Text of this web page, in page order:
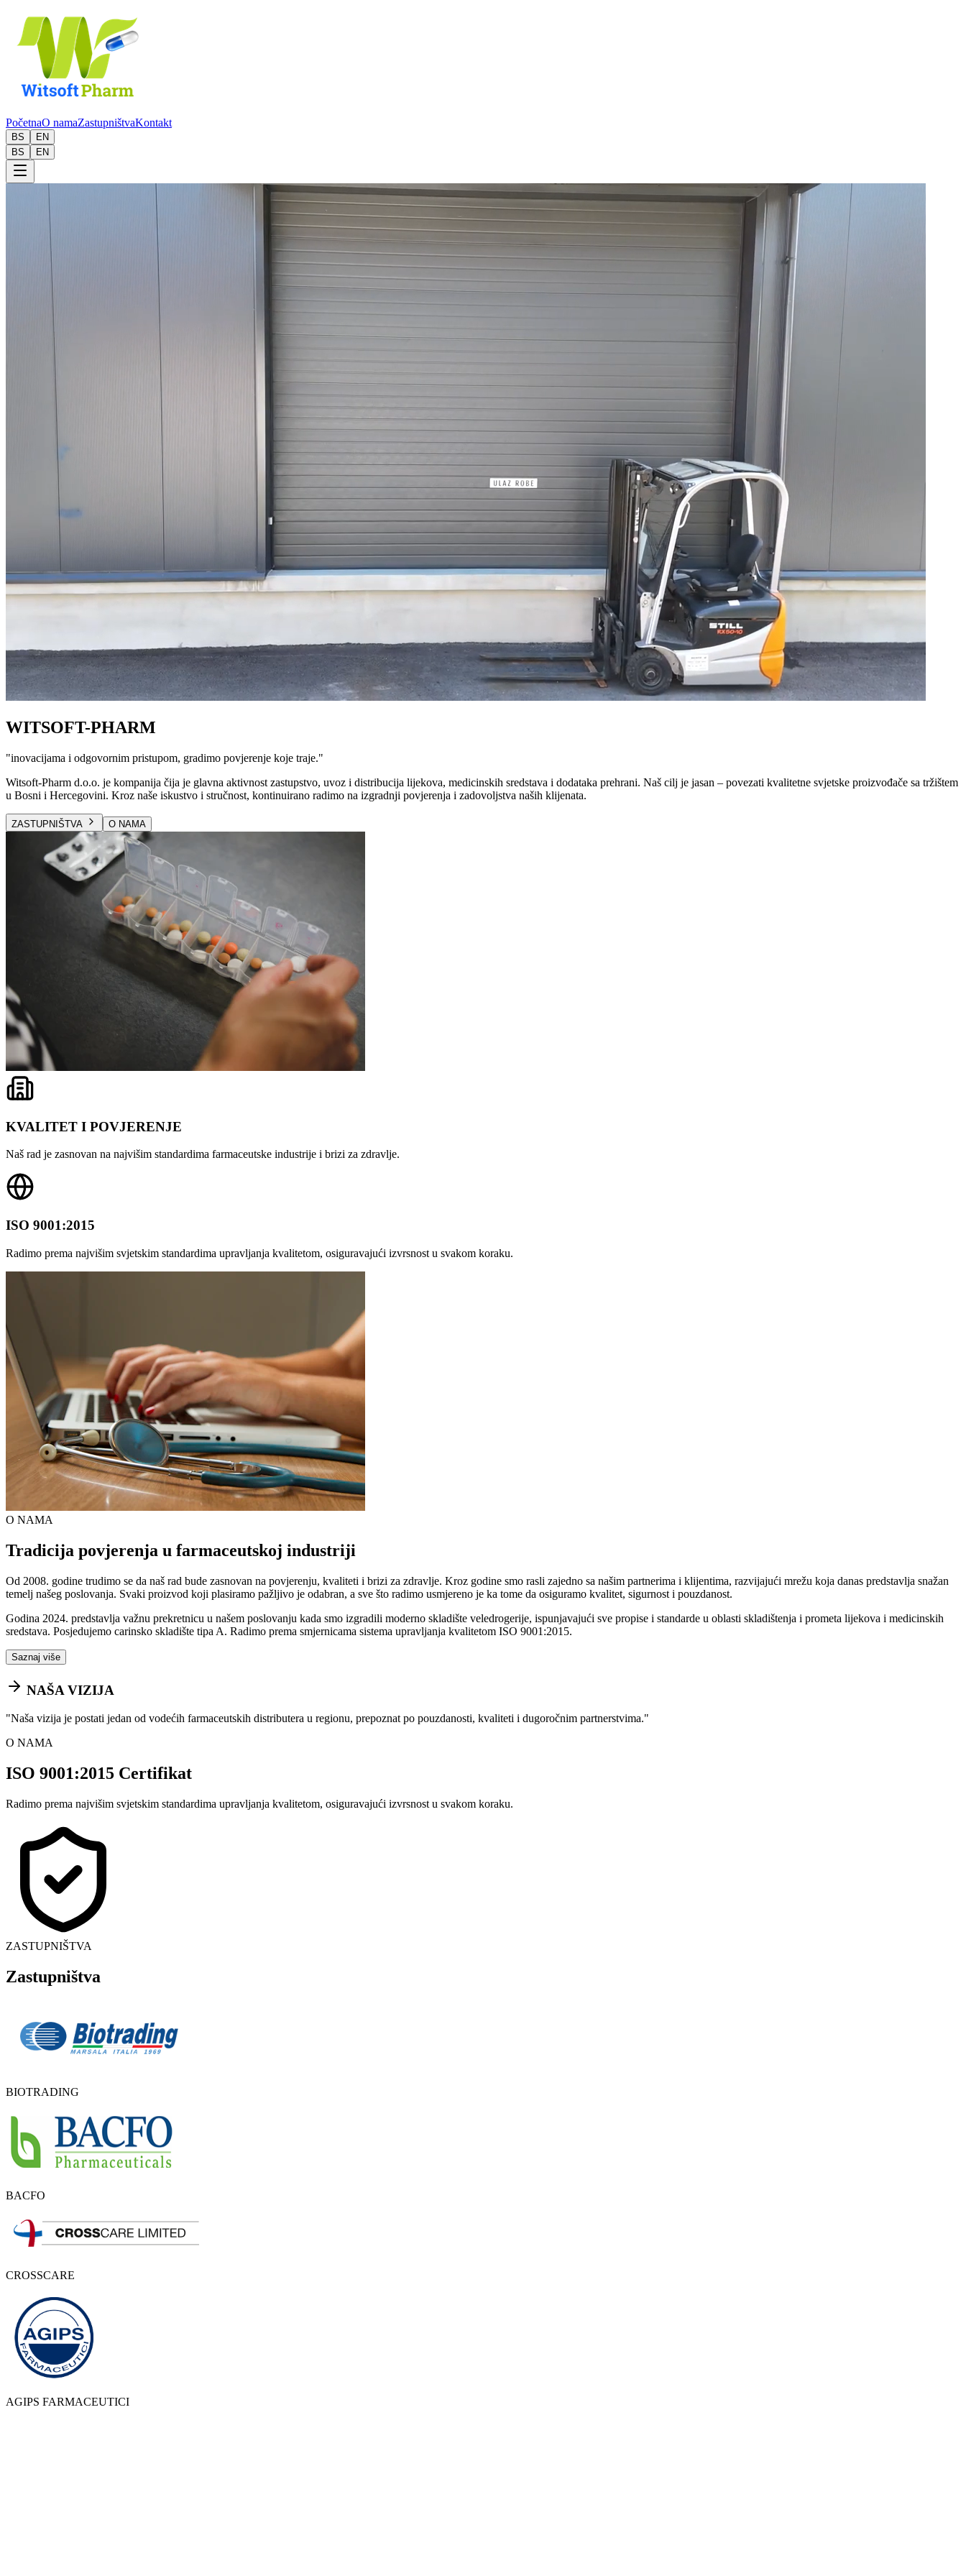
PočetnaO namaZastupništvaKontakt
BS
EN
BS
EN
WITSOFT-PHARM
"inovacijama i odgovornim pristupom, gradimo povjerenje koje traje."
Witsoft-Pharm d.o.o. je kompanija čija je glavna aktivnost zastupstvo, uvoz i distribucija lijekova, medicinskih sredstava i dodataka prehrani. Naš cilj je jasan – povezati kvalitetne svjetske proizvođače sa tržištem
u Bosni i Hercegovini. Kroz naše iskustvo i stručnost, kontinuirano radimo na izgradnji povjerenja i zadovoljstva naših klijenata.
ZASTUPNIŠTVA O NAMA
KVALITET I POVJERENJE
Naš rad je zasnovan na najvišim standardima farmaceutske industrije i brizi za zdravlje.
ISO 9001:2015
Radimo prema najvišim svjetskim standardima upravljanja kvalitetom, osiguravajući izvrsnost u svakom koraku.
O NAMA
Tradicija povjerenja u farmaceutskoj industriji
Od 2008. godine trudimo se da naš rad bude zasnovan na povjerenju, kvaliteti i brizi za zdravlje. Kroz godine smo rasli zajedno sa našim partnerima i klijentima, razvijajući mrežu koja danas predstavlja snažan
temelj našeg poslovanja. Svaki proizvod koji plasiramo pažljivo je odabran, a sve što radimo usmjereno je ka tome da osiguramo kvalitet, sigurnost i pouzdanost.
Godina 2024. predstavlja važnu prekretnicu u našem poslovanju kada smo izgradili moderno skladište veledrogerije, ispunjavajući sve propise i standarde u oblasti skladištenja i prometa lijekova i medicinskih
sredstava. Posjedujemo carinsko skladište tipa A. Radimo prema smjernicama sistema upravljanja kvalitetom ISO 9001:2015.
Saznaj više
NAŠA VIZIJA
"Naša vizija je postati jedan od vodećih farmaceutskih distributera u regionu, prepoznat po pouzdanosti, kvaliteti i dugoročnim partnerstvima."
O NAMA
ISO 9001:2015 Certifikat
Radimo prema najvišim svjetskim standardima upravljanja kvalitetom, osiguravajući izvrsnost u svakom koraku.
ZASTUPNIŠTVA
Zastupništva
BIOTRADING
BACFO
CROSSCARE
AGIPS FARMACEUTICI